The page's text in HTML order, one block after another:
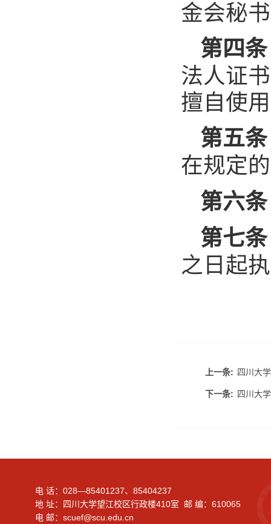
金会秘
第四条
法人证
擅自使
第五条
在规定
第六条
第七条
之日起
上一条: 四川大
下一条: 四川大
电 话：028—85401237、85404237
地 址：四川大学望江校区行政楼410室 邮 编：610065
电 邮：scuef@scu.edu.cn